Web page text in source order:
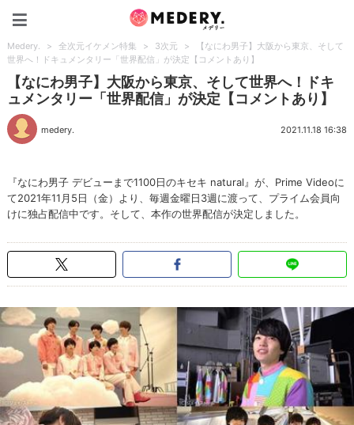
Medery. > 全次元イケメン特集 > 3次元 >
【なにわ男子】大阪から東京、そして
世界へ！ドキュメンタリー「世界配信」が決定【コメントあり】
【なにわ男子】大阪から東京、そして世界へ！ドキ
ュメンタリー「世界配信」が決定【コメントあり】
medery. 2021.11.18 16:38
『なにわ男子 デビューまで1100日のキセキ natural』が、Prime Videoに
て2021年11月5日（金）より、毎週金曜日3週に渡って、プライム会員向
けに独占配信中です。そして、本作の世界配信が決定しました。